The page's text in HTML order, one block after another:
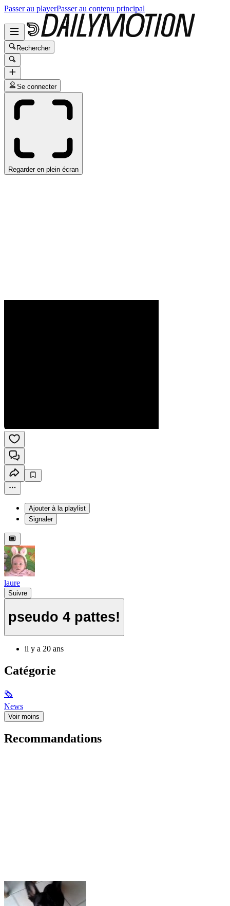
Passer au playerPasser au contenu principal
Rechercher
Se connecter
Regarder en plein écran
Ajouter à la playlist
Signaler
laure
Suivre
pseudo 4 pattes!
il y a 20 ans
Catégorie
🗞
News
Voir moins
Recommandations